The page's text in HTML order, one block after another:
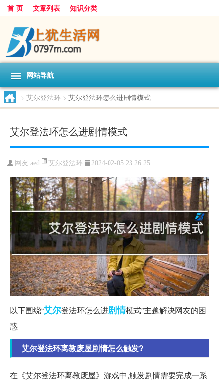
首 页 文章列表 知识分类
网站导航
> 艾尔登法环 > 艾尔登法环怎么进剧情模式
艾尔登法环怎么进剧情模式
网友:aed 艾尔登法环 2024-02-05 23:26:25
以下围绕“艾尔登法环怎么进剧情模式”主题解决网友的困
惑
艾尔登法环离教废屋剧情怎么触发?
在《艾尔登法环离教废屋》游戏中,触发剧情需要完成一系